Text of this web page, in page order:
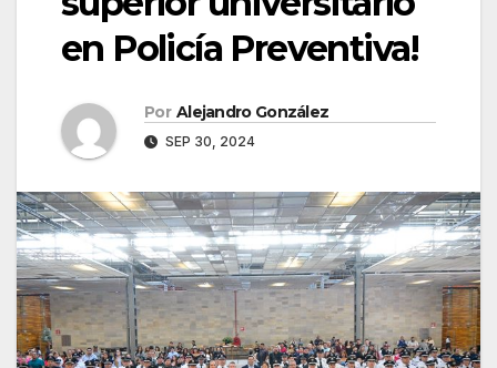
en Policía Preventiva!
Por Alejandro González
SEP 30, 2024